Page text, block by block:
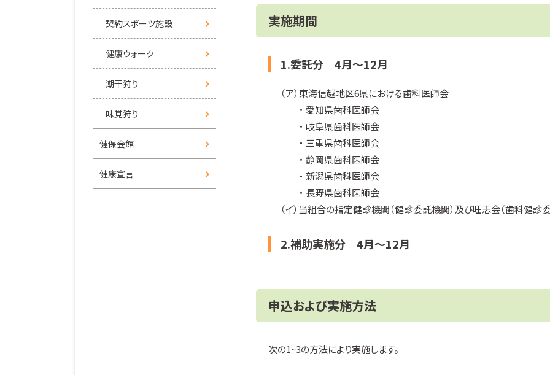
実施期間
1.委託分 4月～12月
（ア）東海信越地区6県における歯科医師会
・ 愛知県歯科医師会
・ 岐阜県歯科医師会
・ 三重県歯科医師会
・ 静岡県歯科医師会
・ 新潟県歯科医師会
・ 長野県歯科医師会
（イ）当組合の指定健診機関（健診委託機関）及び旺志会（歯科健診
2.補助実施分 4月～12月
申込および実施方法
次の1~3の方法により実施します。
契約スポーツ施設
健康ウォーク
潮干狩り
味覚狩り
健保会館
健康宣言